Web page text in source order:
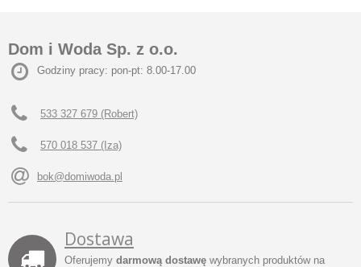
Dom i Woda Sp. z o.o.
Godziny pracy: pon-pt: 8.00-17.00
533 327 679 (Robert)
570 018 537 (Iza)
bok@domiwoda.pl
Dostawa
Oferujemy darmową dostawę wybranych produktów na